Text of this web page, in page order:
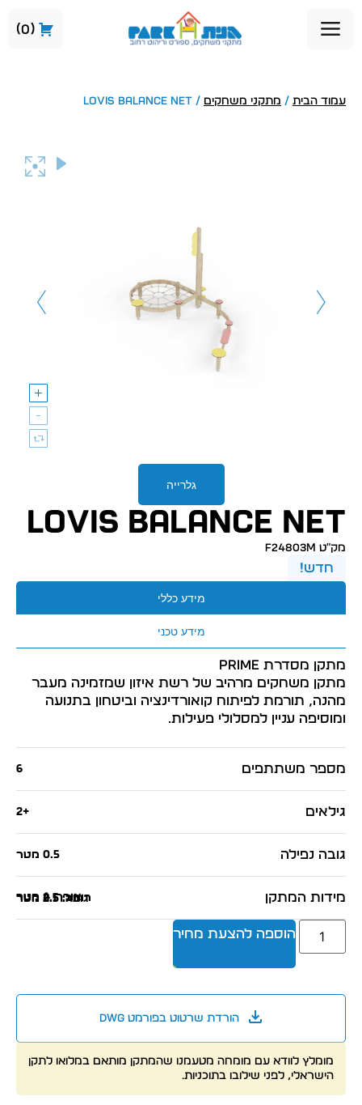
0
עמוד הבית / מתקני משחקים / LOVIS BALANCE NET
LOVIS BALANCE NET
מק״ט F24803M
חדש!
מידע כללי
מידע טכני
מתקן מסדרת PRIME
מתקן משחקים מרהיב של רשת איזון שמזמינה מעבר
מהנה, תורמת לפיתוח קואורדינציה וביטחון בתנועה
ומוסיפה עניין למסלולי פעילות.
מספר משתתפים 6
גילאים +2
גובה נפילה 0.5 מטר
מידות המתקן אורך: 4 מטר
רוחב: 2.5 מטר
גובה: 2.5 מטר
הוספה להצעת מחיר
הורדת שרטוט בפורמט dwg
מומלץ לוודא עם מומחה מטעמנו שהמתקן מותאם במלואו לתקן
הישראלי, לפני שילובו בתוכניות.
גלרייה